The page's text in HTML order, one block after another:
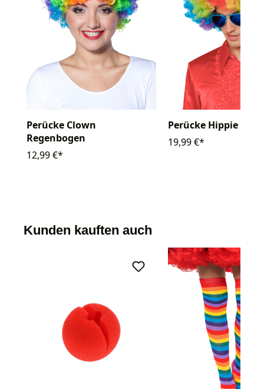
Perücke Clown
Regenbogen
12,99 €*
Perücke Hippie
19,99 €*
Kunden kauften auch